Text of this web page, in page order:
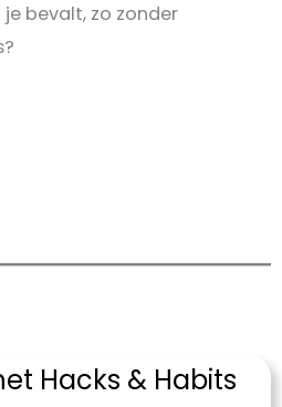
bevalt, zo zonder
Hacks & Habits